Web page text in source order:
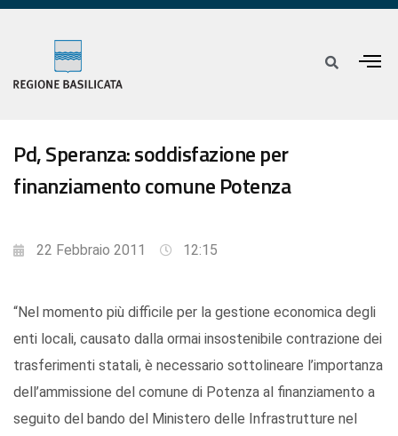
Pd, Speranza: soddisfazione per
finanziamento comune Potenza
22 Febbraio 2011 12:15
“Nel momento più difficile per la gestione economica degli
enti locali, causato dalla ormai insostenibile contrazione dei
trasferimenti statali, è necessario sottolineare l’importanza
dell’ammissione del comune di Potenza al finanziamento a
seguito del bando del Ministero delle Infrastrutture nel